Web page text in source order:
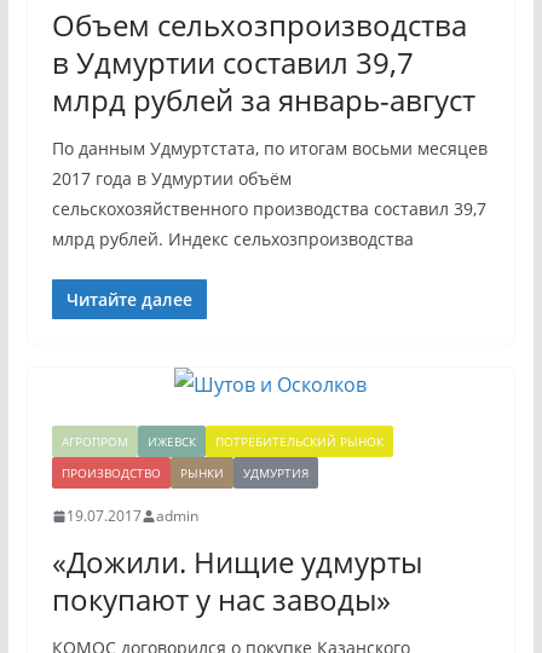
Объем сельхозпроизводства
в Удмуртии составил 39,7
млрд рублей за январь-август
По данным Удмуртстата, по итогам восьми месяцев
2017 года в Удмуртии объём
сельскохозяйственного производства составил 39,7
млрд рублей. Индекс сельхозпроизводства
Читайте далее
АГРОПРОМ ИЖЕВСК
ПОТРЕБИТЕЛЬСКИЙ РЫНОК
ПРОИЗВОДСТВО
РЫНКИ УДМУРТИЯ
19.07.2017 admin
«Дожили. Нищие удмурты
покупают у нас заводы»
КОМОС договорился о покупке Казанского